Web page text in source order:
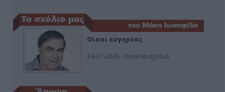
Οίκοι ευγηρίας
24-07-2026 - Κανένα σχόλιο